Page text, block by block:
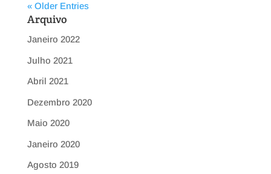
« Older Entries
Arquivo
Janeiro 2022
Julho 2021
Abril 2021
Dezembro 2020
Maio 2020
Janeiro 2020
Agosto 2019